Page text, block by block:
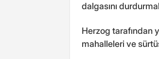
dalgasını
Herzog tarafından
mahalleleri ve